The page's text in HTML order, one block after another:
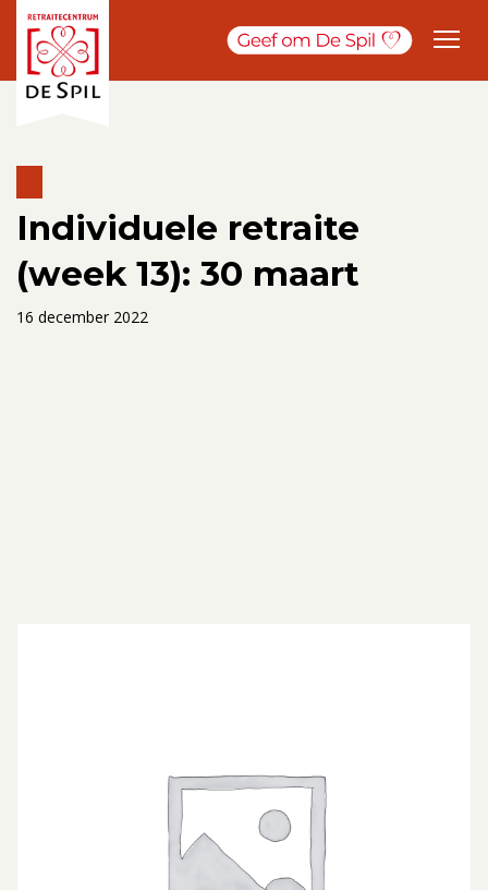
Individuele retraite
(week 13): 30 maart
16 december 2022